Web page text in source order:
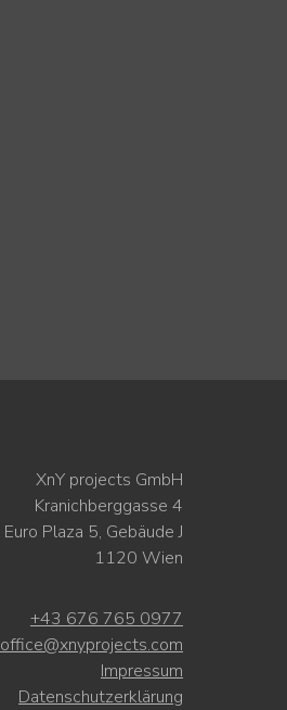
XnY projects GmbH
Kranichberggasse 4
Euro Plaza 5, Gebäude J
1120 Wien
+43 676 765 0977
office@xnyprojects.com
Impressum
Datenschutzerklärung